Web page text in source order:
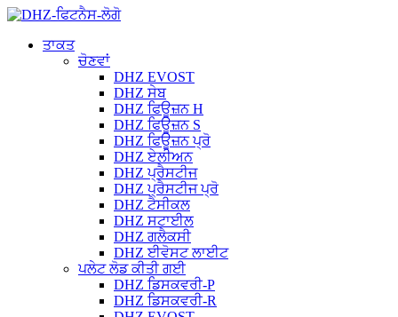
ਤਾਕਤ
ਚੋਣਵਾਂ
DHZ EVOST
DHZ ਸੇਬ
DHZ ਫਿਊਜ਼ਨ H
DHZ ਫਿਊਜ਼ਨ S
DHZ ਫਿਊਜ਼ਨ ਪ੍ਰੋ
DHZ ਏਲੀਅਨ
DHZ ਪ੍ਰੈਸਟੀਜ
DHZ ਪ੍ਰੈਸਟੀਜ ਪ੍ਰੋ
DHZ ਟੈਸੀਕਲ
DHZ ਸਟਾਈਲ
DHZ ਗਲੈਕਸੀ
DHZ ਈਵੋਸਟ ਲਾਈਟ
ਪਲੇਟ ਲੋਡ ਕੀਤੀ ਗਈ
DHZ ਡਿਸਕਵਰੀ-P
DHZ ਡਿਸਕਵਰੀ-R